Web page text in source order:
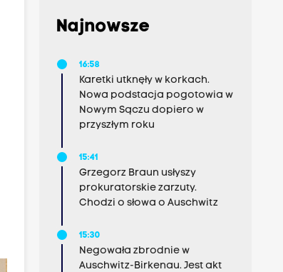
Najnowsze
16:58
Karetki utknęły w korkach.
Nowa podstacja pogotowia w
Nowym Sączu dopiero w
przyszłym roku
15:41
Grzegorz Braun usłyszy
prokuratorskie zarzuty.
Chodzi o słowa o Auschwitz
15:30
Negowała zbrodnie w
Auschwitz-Birkenau. Jest akt